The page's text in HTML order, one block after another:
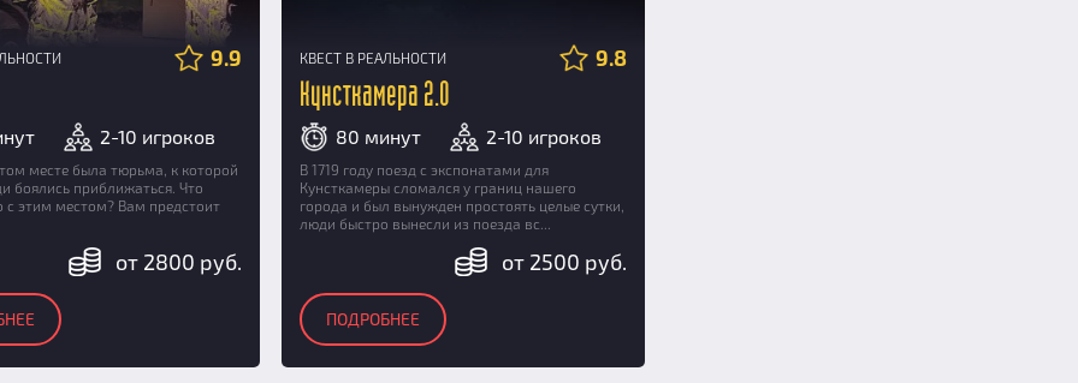
9.9
2-10 игроков
месте была тюрьма, к которой
боялись приближаться. Что
с этим местом? Вам предстоит
от 2800 руб.
КВЕСТ В РЕАЛЬНОСТИ 9.8
Кунсткамера 2.0
80 минут 2-10 игроков
В 1719 году поезд с экспонатами для
Кунсткамеры сломался у границ нашего
города и был вынужден простоять целые сутки,
люди быстро вынесли из поезда вс...
от 2500 руб.
ПОДРОБНЕЕ